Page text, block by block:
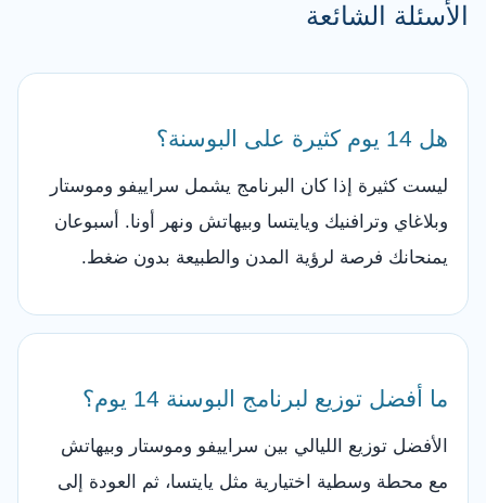
الأسئلة الشائعة
هل 14 يوم كثيرة على البوسنة؟
ليست كثيرة إذا كان البرنامج يشمل سراييفو وموستار
وبلاغاي وترافنيك ويايتسا وبيهاتش ونهر أونا. أسبوعان
يمنحانك فرصة لرؤية المدن والطبيعة بدون ضغط.
ما أفضل توزيع لبرنامج البوسنة 14 يوم؟
الأفضل توزيع الليالي بين سراييفو وموستار وبيهاتش
مع محطة وسطية اختيارية مثل يايتسا، ثم العودة إلى